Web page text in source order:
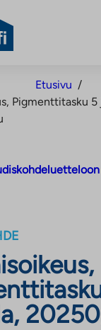
Etusivu /
Pigmenttitasku 5